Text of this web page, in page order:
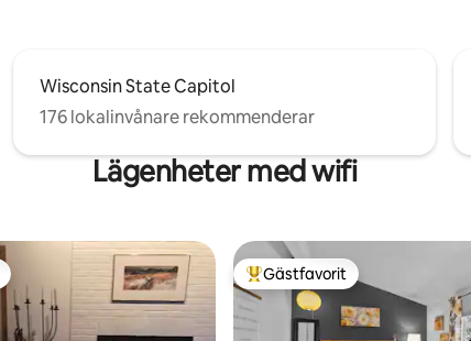
Wisconsin State Capitol
176 lokalinvånare rekommenderar
Lägenheter med wifi
Populär gästfavorit
Gästfavorit